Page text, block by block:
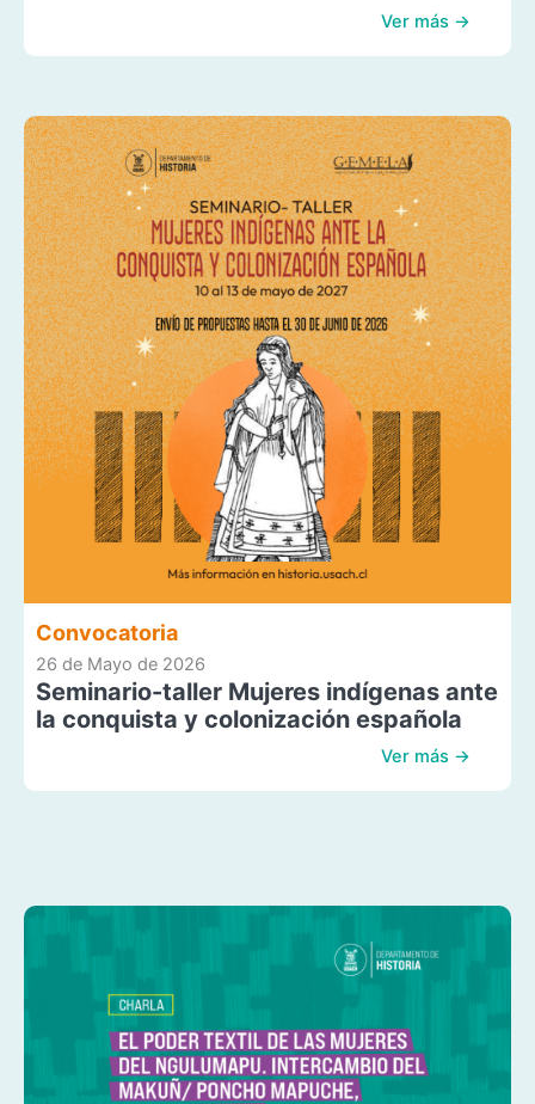
Ver más →
Convocatoria
26 de Mayo de 2026
Seminario-taller Mujeres indígenas ante
la conquista y colonización española
Ver más →